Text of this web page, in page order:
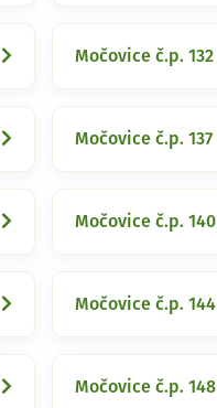
Močovice č.p. 132
Močovice č.p. 137
Močovice č.p. 140
Močovice č.p. 144
Močovice č.p. 148